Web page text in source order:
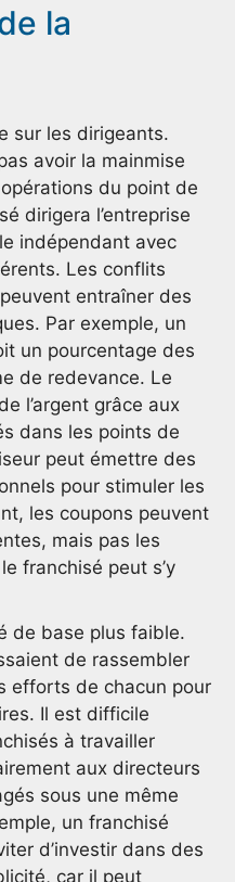
la
sur les dirigeants.
avoir la mainmise
du point de
dirigera l’entreprise
indépendant avec
Les conflits
entraîner des
Par exemple, un
un pourcentage des
de redevance. Le
l’argent grâce aux
dans les points de
peut émettre des
pour stimuler les
les coupons peuvent
mais pas les
franchisé peut s’y
de base plus faible.
de rassembler
efforts de chacun pour
Il est difficile
à travailler
aux directeurs
sous une même
un franchisé
d’investir dans des
car il peut